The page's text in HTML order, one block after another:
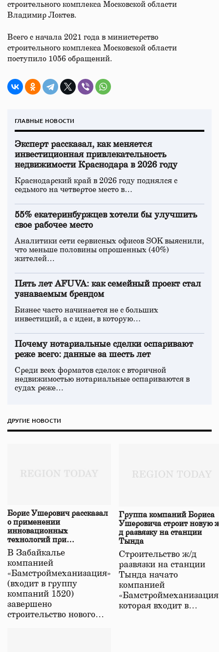
строительного комплекса Московской области
Владимир Локтев.
Всего с начала 2021 года в министерство
строительного комплекса Московской области
поступило 1056 обращений.
ГЛАВНЫЕ НОВОСТИ
Эксперт рассказал, как меняется
инвестиционная привлекательность
недвижимости Краснодара в 2026 году
Краснодарский край в 2026 году поднялся с
седьмого на четвертое место в…
55% екатеринбуржцев хотели бы улучшить
свое рабочее место
Аналитики сети сервисных офисов SOK выяснили,
что меньше половины опрошенных (40%)
жителей…
Пять лет AFUVA: как семейный проект стал
узнаваемым брендом
Бизнес часто начинается не с больших
инвестиций, а с идеи, в которую…
Почему нотариальные сделки оспаривают
реже всего: данные за шесть лет
Среди всех форматов сделок с вторичной
недвижимостью нотариальные оспариваются в
судах реже…
ДРУГИЕ НОВОСТИ
Борис Ушерович рассказал
о применении
инновационных
технологий при
строительстве нового моста
в Забайкалье
В Забайкалье
компанией
«Бамстроймеханизация»
(входит в группу
компаний 1520)
завершено
строительство нового…
Группа компаний Бориса
Ушеровича строит новую
д развязку на станции
Тында
Строительство ж/д
развязки на станции
Тында начато
компанией
которая входит в…